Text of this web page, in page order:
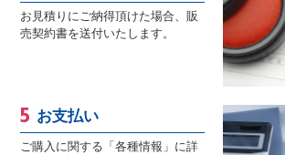
お見積りにご納得頂けた場合、販
売契約書を送付いたします。
お支払い
ご購入に関する「各種情報」に詳